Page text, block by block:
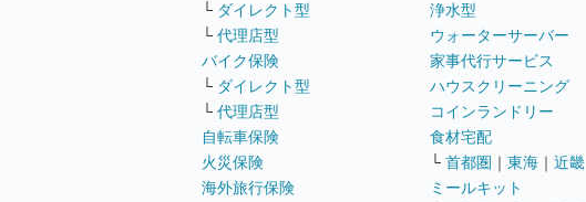
└ ダイレクト型
└ 代理店型
バイク保険
└ ダイレクト型
└ 代理店型
自転車保険
火災保険
海外旅行保険
浄水型
ウォーターサーバー
家事代行サービス
ハウスクリーニング
コインランドリー
食材宅配
└ 首都圏 ｜ 東海 ｜ 近畿
ミールキット